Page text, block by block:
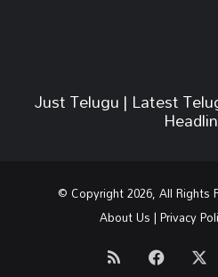
Just Telugu | Latest
© Copyright 2026, All Rights
About Us|Privacy
RSS Facebook